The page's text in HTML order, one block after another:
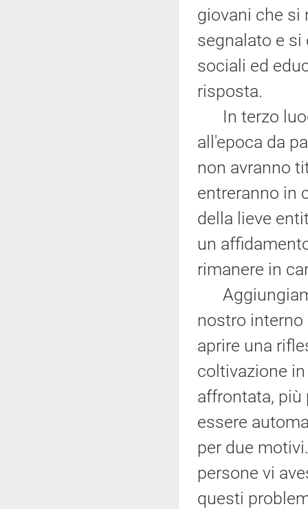
giovani che si
segnalato e
sociali ed
risposta.
In terzo
all'epoca da
non avranno
entreranno in
della lieve
un
rimanere in
nostro
aprire una
coltivazione
affrontata, più
essere
per due
persone vi
questi